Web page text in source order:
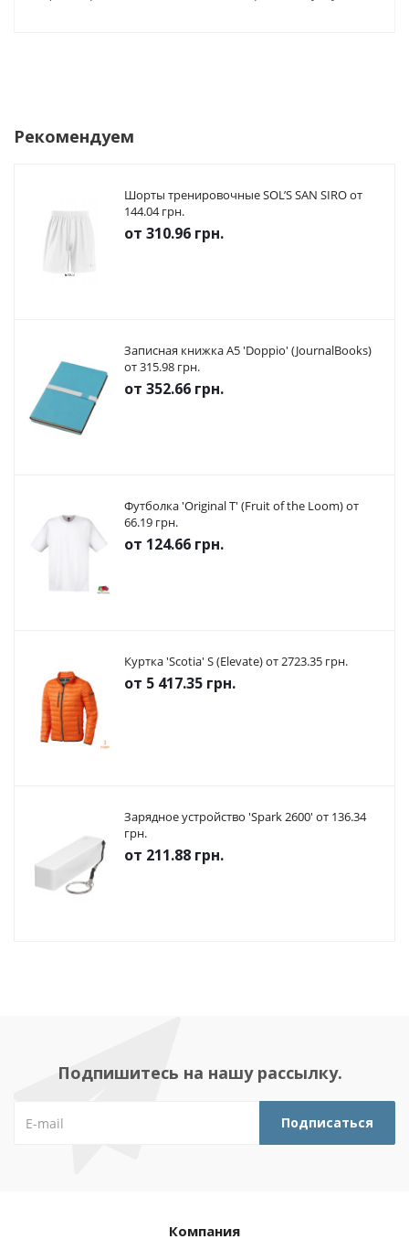
Рекомендуем
Шорты тренировочные SOL’S SAN SIRO от
144.04 грн.
от 310.96 грн.
Записная книжка А5 'Doppio' (JournalBooks)
от 315.98 грн.
от 352.66 грн.
Футболка 'Original T' (Fruit of the Loom) от
66.19 грн.
от 124.66 грн.
Куртка 'Scotia' S (Elevate) от 2723.35 грн.
от 5 417.35 грн.
Зарядное устройство 'Spark 2600' от 136.34
грн.
от 211.88 грн.
Подпишитесь на нашу рассылку.
Компания